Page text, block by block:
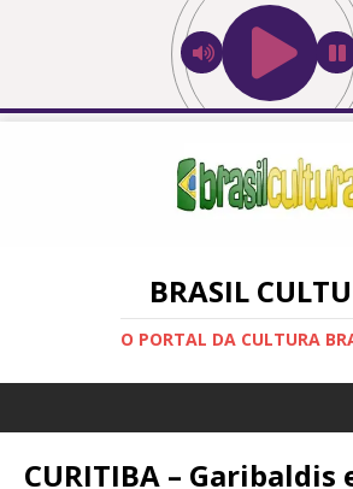
BRASIL
O PORTAL DA CULTURA
CURITIBA – Garibaldis